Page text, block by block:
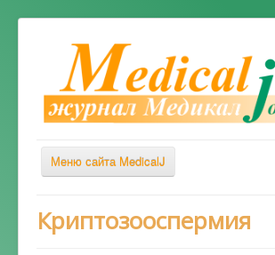
Меню сайта MedicalJ
Весь Медикал
Симптомы
Криптозооспермия